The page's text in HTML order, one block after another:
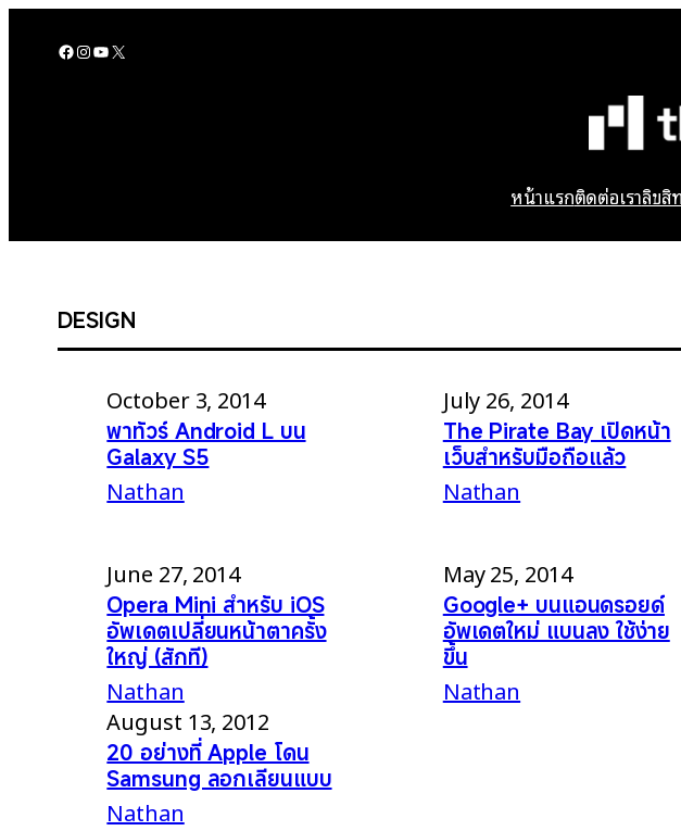
Facebook InstagramYouTube X
หน้าแรกติดต่อเราลิขสิ
DESIGN
October 3, 2014
พาทัวร์ Android L บน
Galaxy S5
Nathan
July 26, 2014
The Pirate Bay เปิดหน้า
เว็บสำหรับมือถือแล้ว
Nathan
June 27, 2014
Opera Mini สำหรับ iOS
อัพเดตเปลี่ยนหน้าตาครั้ง
ใหญ่ (สักที)
Nathan
May 25, 2014
Google+ บนแอนดรอยด์
อัพเดตใหม่ แบนลง ใช้ง่าย
ขึ้น
Nathan
August 13, 2012
20 อย่างที่ Apple โดน
Samsung ลอกเลียนแบบ
Nathan